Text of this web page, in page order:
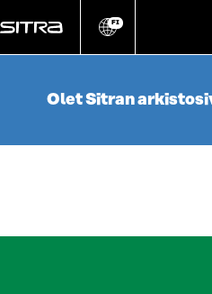
suoraan
Vaihda
kieli
FI
Olet Sitran